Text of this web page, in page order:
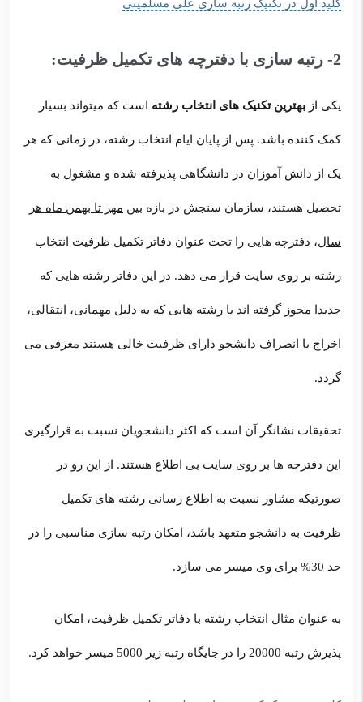
کلید اول در تکنیک رتبه سازی علی مسلمینی
2- رتبه سازی با دفترچه های تکمیل ظرفیت:
یکی از بهترین تکنیک های انتخاب رشته است که میتواند بسیار
کمک کننده باشد. پس از پایان ایام انتخاب رشته، در زمانی که هر
یک از دانش آموزان در دانشگاهی پذیرفته شده و مشغول به
تحصیل هستند، سازمان سنجش در بازه بین مهر تا بهمن ماه هر
سال، دفترچه هایی را تحت عنوان دفاتر تکمیل ظرفیت انتخاب
رشته بر روی سایت قرار می دهد. در این دفاتر رشته هایی که
جدیدا مجوز گرفته اند یا رشته هایی که به دلیل مهمانی، انتقالی،
اخراج یا انصراف دانشجو دارای ظرفیت خالی هستند معرفی می
گردد.
تحقیقات نشانگر آن است که اکثر دانشجویان نسبت به قرارگیری
این دفترچه ها بر روی سایت بی اطلاع هستند. از این رو در
صورتیکه مشاور نسبت به اطلاع رسانی رشته های تکمیل
ظرفیت به دانشجو متعهد باشد، امکان رتبه سازی مناسبی را در
حد 30% برای وی میسر می سازد.
به عنوان مثال انتخاب رشته با دفاتر تکمیل ظرفیت، امکان
پذیرش رتبه 20000 را در جایگاه رتبه زیر 5000 میسر خواهد کرد.